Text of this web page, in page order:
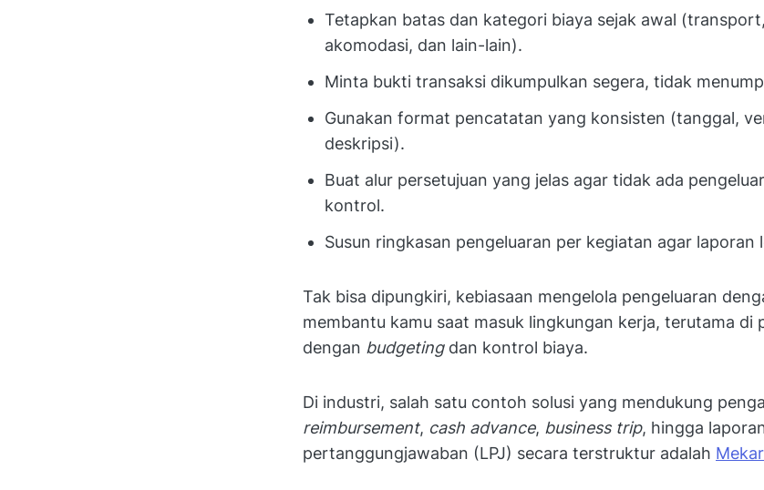
Tetapkan batas dan kategori biaya sejak awal
akomodasi, dan lain-lain).
Minta bukti transaksi dikumpulkan segera, tidak
Gunakan format pencatatan yang konsisten (tanggal,
deskripsi).
Buat alur persetujuan yang jelas agar tidak ada
kontrol.
Susun ringkasan pengeluaran per kegiatan agar laporan
Tak bisa dipungkiri, kebiasaan mengelola pengeluaran
membantu kamu saat masuk lingkungan kerja, terutama di
dengan budgeting dan kontrol biaya.
Di industri, salah satu contoh solusi yang mendukung
reimbursement, cash advance, business trip, hingga
pertanggungjawaban (LPJ) secara terstruktur adalah